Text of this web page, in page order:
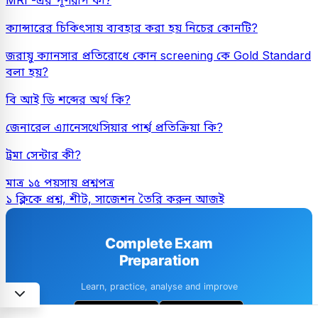
ক্যান্সারের চিকিৎসায় ব্যবহার করা হয় নিচের কোনটি?
জরায়ু ক্যানসার প্রতিরোধে কোন screening কে Gold Standard
বলা হয়?
বি আই ডি শব্দের অর্থ কি?
জেনারেল এ্যানেসথেসিয়ার পার্শ্ব প্রতিক্রিয়া কি?
ট্রমা সেন্টার কী?
মাত্র ১৫ পয়সায় প্রশ্নপত্র
১ ক্লিকে প্রশ্ন, শীট, সাজেশন তৈরি করুন আজই
Complete Exam
Preparation
Learn, practice, analyse and improve